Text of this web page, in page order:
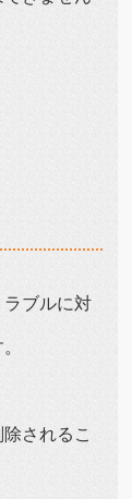
ブルに対
されるこ